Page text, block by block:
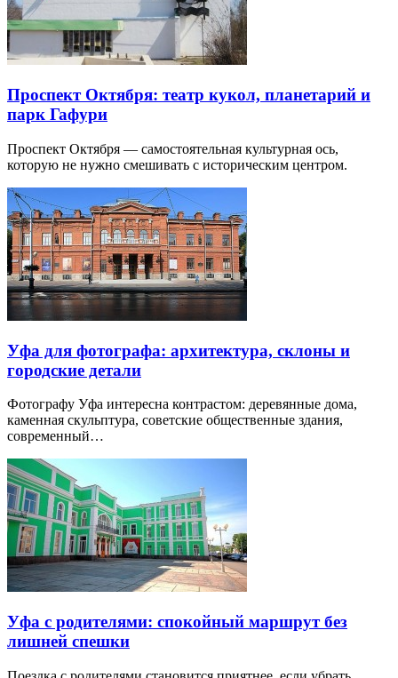
Проспект Октября: театр кукол, планетарий и
парк Гафури
Проспект Октября — самостоятельная культурная ось,
которую не нужно смешивать с историческим центром.
Уфа для фотографа: архитектура, склоны и
городские детали
Фотографу Уфа интересна контрастом: деревянные дома,
каменная скульптура, советские общественные здания,
современный…
Уфа с родителями: спокойный маршрут без
лишней спешки